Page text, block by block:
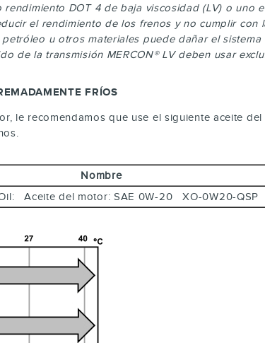
DOT 4 de baja viscosidad (LV) o uno
el rendimiento de los frenos y no cumplir
u otros materiales puede dañar el
de la transmisión MERCON® LV deben usar
FRÍOS
le recomendamos que use el siguiente aceite
Nombre
Aceite del motor: SAE 0W-20 XO-0W20-QSP